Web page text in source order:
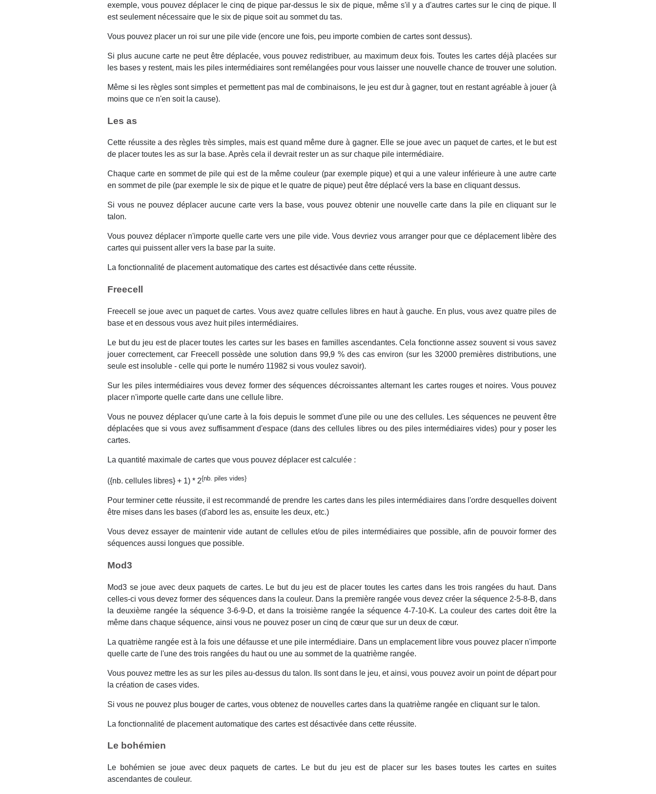
exemple, vous pouvez déplacer le cinq de pique par-dessus le six de pique, même s'il y a d'autres cartes sur le cinq de pique. Il
est seulement nécessaire que le six de pique soit au sommet du tas.
Vous pouvez placer un roi sur une pile vide (encore une fois, peu importe combien de cartes sont dessus).
Si plus aucune carte ne peut être déplacée, vous pouvez redistribuer, au maximum deux fois. Toutes les cartes déjà placées sur
les bases y restent, mais les piles intermédiaires sont remélangées pour vous laisser une nouvelle chance de trouver une solution.
Même si les règles sont simples et permettent pas mal de combinaisons, le jeu est dur à gagner, tout en restant agréable à jouer (à
moins que ce n'en soit la cause).
Les as
Cette réussite a des règles très simples, mais est quand même dure à gagner. Elle se joue avec un paquet de cartes, et le but est
de placer toutes les as sur la base. Après cela il devrait rester un as sur chaque pile intermédiaire.
Chaque carte en sommet de pile qui est de la même couleur (par exemple pique) et qui a une valeur inférieure à une autre carte
en sommet de pile (par exemple le six de pique et le quatre de pique) peut être déplacé vers la base en cliquant dessus.
Si vous ne pouvez déplacer aucune carte vers la base, vous pouvez obtenir une nouvelle carte dans la pile en cliquant sur le
talon.
Vous pouvez déplacer n'importe quelle carte vers une pile vide. Vous devriez vous arranger pour que ce déplacement libère des
cartes qui puissent aller vers la base par la suite.
La fonctionnalité de placement automatique des cartes est désactivée dans cette réussite.
Freecell
Freecell se joue avec un paquet de cartes. Vous avez quatre cellules libres en haut à gauche. En plus, vous avez quatre piles de
base et en dessous vous avez huit piles intermédiaires.
Le but du jeu est de placer toutes les cartes sur les bases en familles ascendantes. Cela fonctionne assez souvent si vous savez
jouer correctement, car Freecell possède une solution dans 99,9 % des cas environ (sur les 32000 premières distributions, une
seule est insoluble - celle qui porte le numéro 11982 si vous voulez savoir).
Sur les piles intermédiaires vous devez former des séquences décroissantes alternant les cartes rouges et noires. Vous pouvez
placer n'importe quelle carte dans une cellule libre.
Vous ne pouvez déplacer qu'une carte à la fois depuis le sommet d'une pile ou une des cellules. Les séquences ne peuvent être
déplacées que si vous avez suffisamment d'espace (dans des cellules libres ou des piles intermédiaires vides) pour y poser les
cartes.
La quantité maximale de cartes que vous pouvez déplacer est calculée :
({nb. cellules libres} + 1) * 2{nb. piles vides}
Pour terminer cette réussite, il est recommandé de prendre les cartes dans les piles intermédiaires dans l'ordre desquelles doivent
être mises dans les bases (d'abord les as, ensuite les deux, etc.)
Vous devez essayer de maintenir vide autant de cellules et/ou de piles intermédiaires que possible, afin de pouvoir former des
séquences aussi longues que possible.
Mod3
Mod3 se joue avec deux paquets de cartes. Le but du jeu est de placer toutes les cartes dans les trois rangées du haut. Dans
celles-ci vous devez former des séquences dans la couleur. Dans la première rangée vous devez créer la séquence 2-5-8-B, dans
la deuxième rangée la séquence 3-6-9-D, et dans la troisième rangée la séquence 4-7-10-K. La couleur des cartes doit être la
même dans chaque séquence, ainsi vous ne pouvez poser un cinq de cœur que sur un deux de cœur.
La quatrième rangée est à la fois une défausse et une pile intermédiaire. Dans un emplacement libre vous pouvez placer n'importe
quelle carte de l'une des trois rangées du haut ou une au sommet de la quatrième rangée.
Vous pouvez mettre les as sur les piles au-dessus du talon. Ils sont dans le jeu, et ainsi, vous pouvez avoir un point de départ pour
la création de cases vides.
Si vous ne pouvez plus bouger de cartes, vous obtenez de nouvelles cartes dans la quatrième rangée en cliquant sur le talon.
La fonctionnalité de placement automatique des cartes est désactivée dans cette réussite.
Le bohémien
Le bohémien se joue avec deux paquets de cartes. Le but du jeu est de placer sur les bases toutes les cartes en suites
ascendantes de couleur.